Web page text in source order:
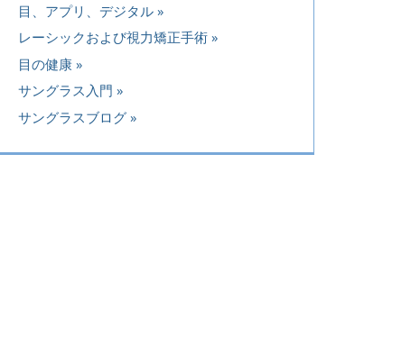
目、アプリ、デジタル
レーシックおよび視力矯正手術
目の健康
サングラス入門
サングラスブログ